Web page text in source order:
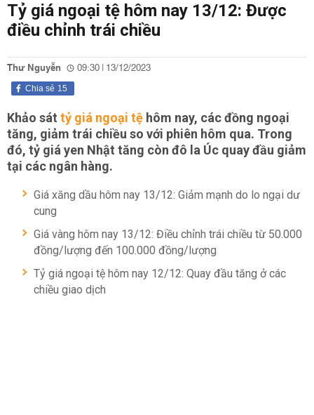
Tỷ giá ngoại tệ hôm nay 13/12: Được
điều chỉnh trái chiều
Thư Nguyễn 09:30 | 13/12/2023
15
Chia sẻ
Khảo sát tỷ giá ngoại tệ hôm nay, các đồng ngoại
tăng, giảm trái chiều so với phiên hôm qua. Trong
đó, tỷ giá yen Nhật tăng còn đô la Úc quay đầu giảm
tại các ngân hàng.
Giá xăng dầu hôm nay 13/12: Giảm mạnh do lo ngại dư
cung
Giá vàng hôm nay 13/12: Điều chỉnh trái chiều từ 50.000
đồng/lượng đến 100.000 đồng/lượng
Tỷ giá ngoại tệ hôm nay 12/12: Quay đầu tăng ở các
chiều giao dịch